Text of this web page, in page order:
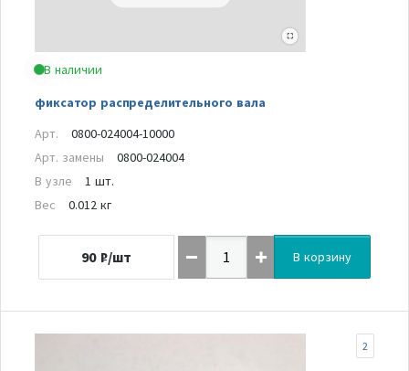
В наличии
фиксатор распределительного вала
Арт.
0800-024004-10000
Арт. замены
0800-024004
В узле
1 шт.
Вес
0.012 кг
90 ₽/шт В корзину
2